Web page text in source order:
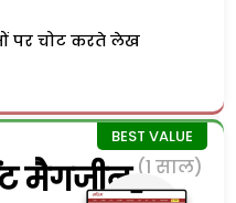
पर चोट करते लेख
मैगजीन (1 साल)